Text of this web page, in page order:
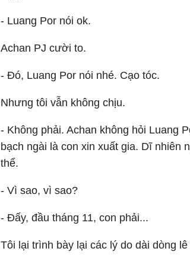
- Luang Por nói ok.
Achan PJ cười to.
- Đó, Luang Por nói nhé. Cạo tóc.
Nhưng tôi vẫn không chịu.
- Không phải. Achan không hỏi Luang
bạch ngài là con xin xuất gia. Dĩ nhiên
thể.
- Vì sao, vì sao?
- Đấy, đầu tháng 11, con phải...
Tôi lại trình bày lại các lý do dài dòng